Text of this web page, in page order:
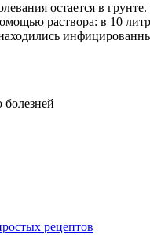
остается в
раствора: в 10
болезней
рецептов